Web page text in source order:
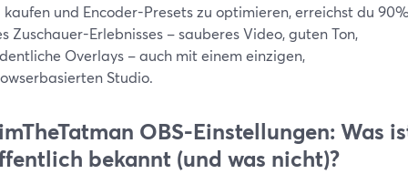
kaufen und Encoder-Presets zu optimieren, erreichst du
Zuschauer-Erlebnisses – sauberes Video, guten Ton,
Overlays – auch mit einem einzigen,
Studio.
OBS-Einstellungen: Was
bekannt (und was nicht)?